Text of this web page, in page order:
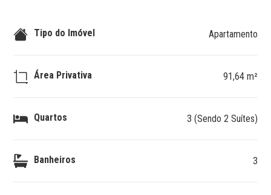
Tipo do Imóvel Apartamento
Área Privativa 91,64 m²
Quartos 3 (Sendo 2 Suítes)
Banheiros 3